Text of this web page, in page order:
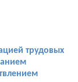
трудовых